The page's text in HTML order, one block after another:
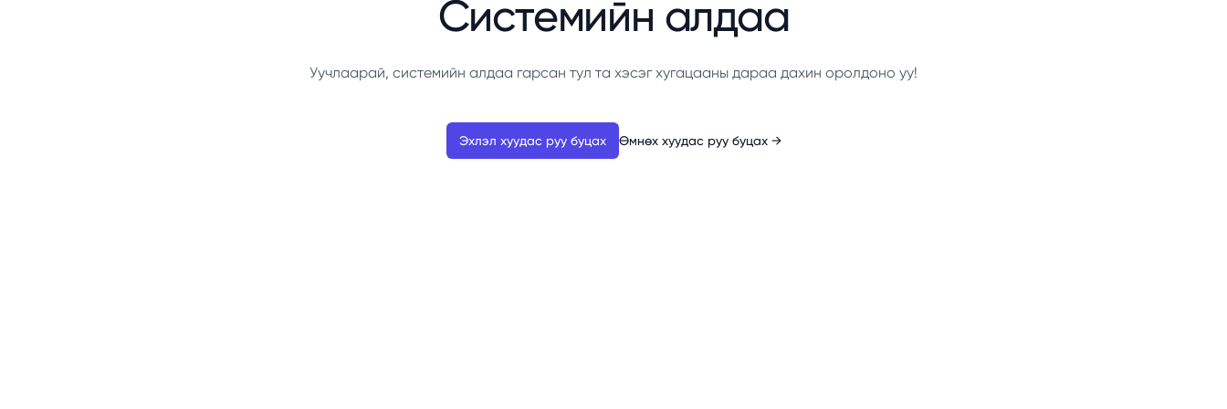
Системийн алдаа
Уучлаарай, системийн алдаа гарсан тул та хэсэг хугацааны дараа дахин оролдоно уу!
Эхлэл хуудас руу буцах Өмнөх хуудас руу буцах →